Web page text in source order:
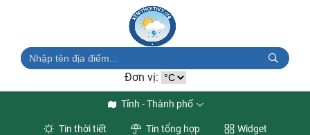
Đơn vị:
Tỉnh - Thành phố
Tin thời tiết Tin tổng hợp Widget